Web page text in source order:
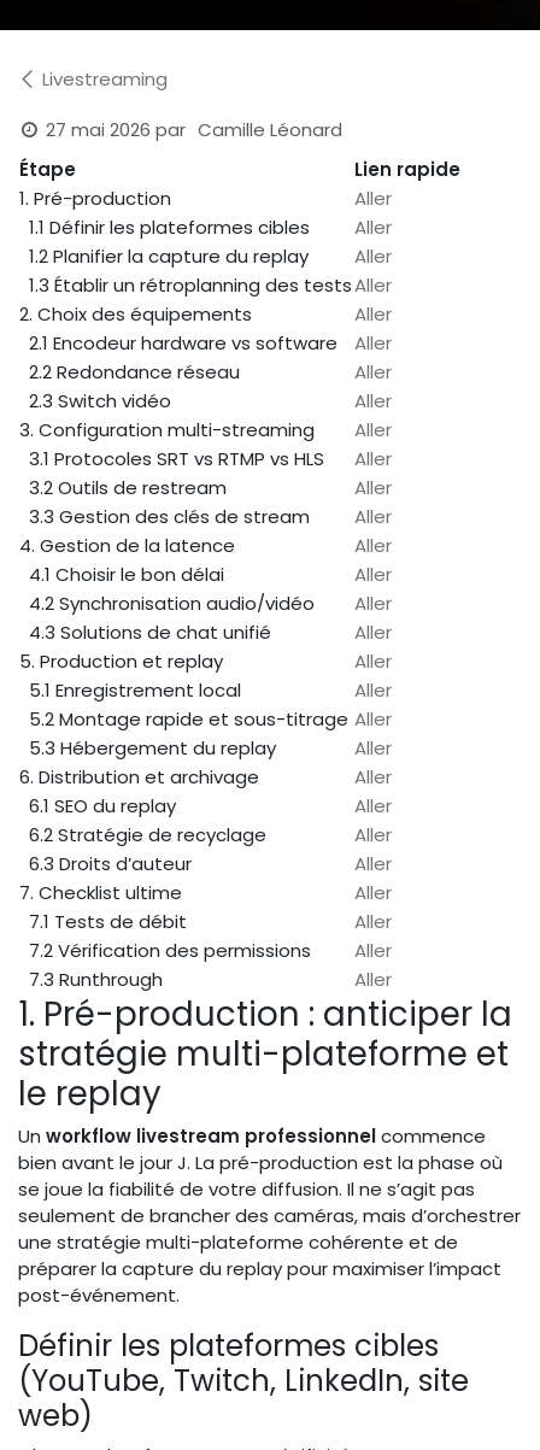
Livestreaming
27 mai 2026 par Camille Léonard
Étape
Lien rapide
1. Pré-production
Aller
1.1 Définir les plateformes cibles
Aller
1.2 Planifier la capture du replay
Aller
1.3 Établir un rétroplanning des testsAller
2. Choix des équipements
Aller
2.1 Encodeur hardware vs software
Aller
2.2 Redondance réseau
Aller
2.3 Switch vidéo
Aller
3. Configuration multi-streaming
Aller
3.1 Protocoles SRT vs RTMP vs HLS
Aller
3.2 Outils de restream
Aller
3.3 Gestion des clés de stream
Aller
4. Gestion de la latence
Aller
4.1 Choisir le bon délai
Aller
4.2 Synchronisation audio/vidéo
Aller
4.3 Solutions de chat unifié
Aller
5. Production et replay
Aller
5.1 Enregistrement local
Aller
5.2 Montage rapide et sous-titrage Aller
5.3 Hébergement du replay
Aller
6. Distribution et archivage
Aller
6.1 SEO du replay
Aller
6.2 Stratégie de recyclage
Aller
6.3 Droits d’auteur
Aller
7. Checklist ultime
Aller
7.1 Tests de débit
Aller
7.2 Vérification des permissions
Aller
7.3 Runthrough
Aller
1. Pré-production : anticiper la
stratégie multi-plateforme et
le replay
Un workflow livestream professionnelcommence
bien avant le jour J. La pré-production est la phase où
se joue la fiabilité de votre diffusion. Il ne s’agit pas
seulement de brancher des caméras, mais d’orchestrer
une stratégie multi-plateforme cohérente et de
préparer la capture du replay pour maximiser l’impact
post-événement.
Définir les plateformes cibles
(YouTube, Twitch, LinkedIn, site
web)